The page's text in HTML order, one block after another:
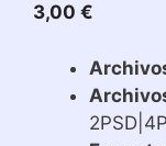
3,00 €